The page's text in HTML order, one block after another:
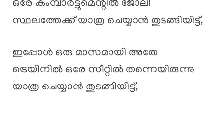
ഒരേ കംമ്പാർട്ടുമെന്റിൽ ജോലി
സ്ഥലത്തേക്ക് യാത്ര ചെയ്യാൻ തുടങ്ങിയിട്ട്,
ഇപ്പോൾ ഒരു മാസമായി അതേ
ട്രെയിനിൽ ഒരേ സീറ്റിൽ തന്നെയിരുന്നു
യാത്ര ചെയ്യാൻ തുടങ്ങിയിട്ട്,